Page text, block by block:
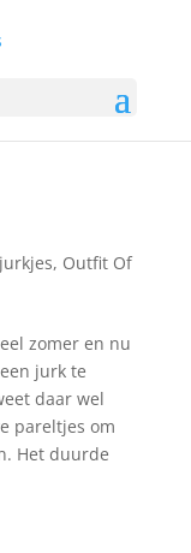
jurkjes, Outfit Of
zomer en nu
jurk te
daar wel
pareltjes om
Het duurde